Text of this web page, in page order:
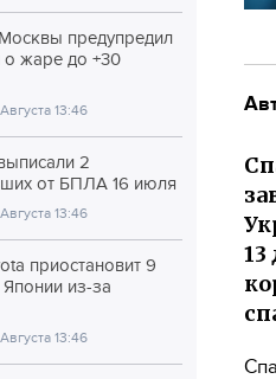
предупредил
о жаре до +30
13:46
2
от БПЛА 16 июля
13:46
приостановит 9
из-за
13:46
13